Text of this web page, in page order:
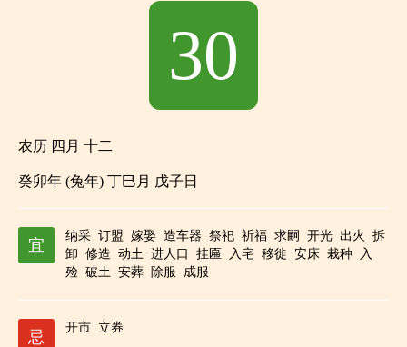
30
农历 四月 十二
癸卯年 (兔年) 丁巳月 戊子日
宜
纳采 订盟 嫁娶 造车器 祭祀 祈福 求嗣 开光 出火
拆
卸 修造 动土 进人口 挂匾 入宅 移徙 安床 栽种
入
殓 破土 安葬 除服 成服
忌
开市 立券